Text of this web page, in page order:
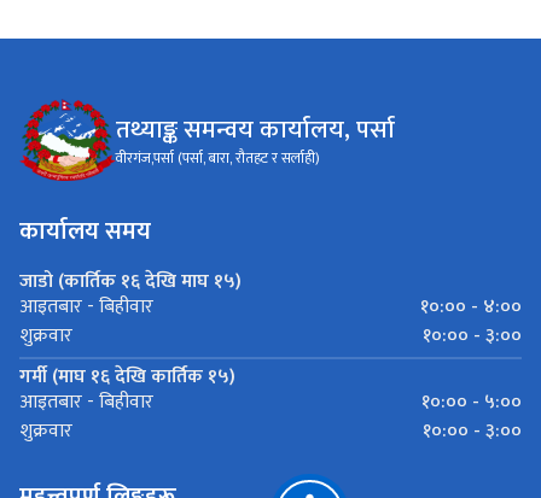
तथ्याङ्क समन्वय कार्यालय, पर्सा
वीरगंज,पर्सा (पर्सा, बारा, रौतहट र सर्लाही)
कार्यालय समय
जाडो (कार्तिक १६ देखि माघ १५)
आइतबार - बिहीवार
१०:०० - ४:००
शुक्रवार
१०:०० - ३:००
गर्मी (माघ १६ देखि कार्तिक १५)
आइतबार - बिहीवार
१०:०० - ५:००
शुक्रवार
१०:०० - ३:००